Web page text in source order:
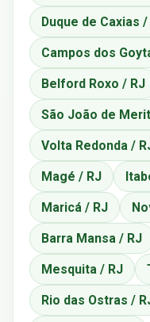
Duque de Caxias /
Campos dos
Belford Roxo / RJ
São João de
Volta Redonda /
Magé / RJ
Maricá / RJ
Barra Mansa / RJ
Mesquita / RJ
Rio das Ostras /